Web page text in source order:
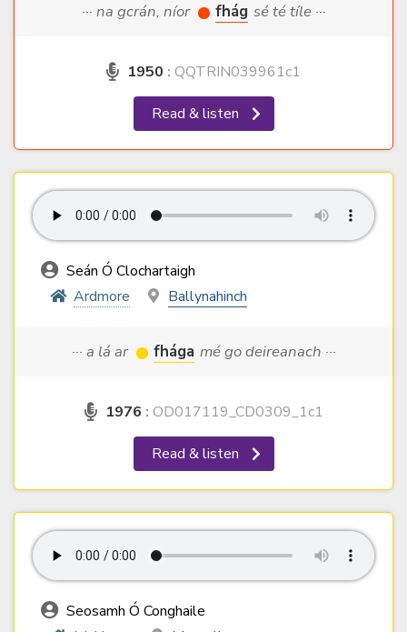
··· na gcrán, níor fhág sé té tíle ···
1950 : QQTRIN039961c1
Read & listen
Seán Ó Clochartaigh
Ardmore
Ballynahinch
··· a lá ar fhága mé go deireanach ···
1976 : OD017119_CD0309_1c1
Read & listen
Seosamh Ó Conghaile